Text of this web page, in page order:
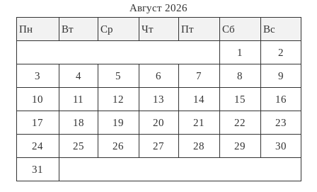
Август 2026
Пн
Вт Ср Чт Пт Сб Вс
1 2
3 4 5 6 7 8 9
10 11 12 13 14 15 16
17 18 19 20 21 22 23
24 25 26 27 28 29 30
31